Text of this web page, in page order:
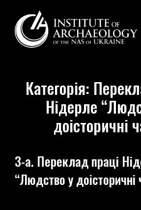
Категорія:
Нідерле
доісторичні
3-а. Переклад праці
“Людство у доісторичні